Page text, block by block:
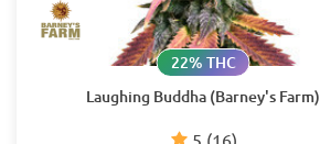
Laughing Buddha (Barney's Farm)
5 (16)
22% THC